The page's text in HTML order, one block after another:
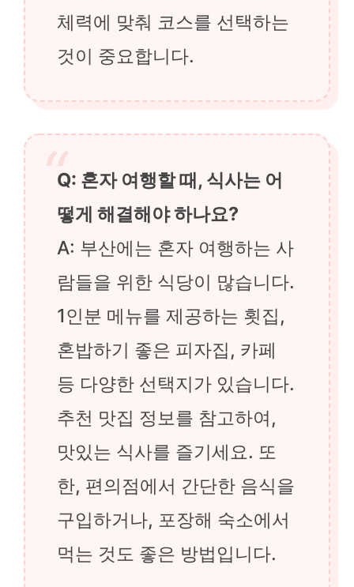
체력에 맞춰 코스를 선택하는
것이 중요합니다.
Q: 혼자 여행할 때, 식사는 어
떻게 해결해야 하나요?
A: 부산에는 혼자 여행하는 사
람들을 위한 식당이 많습니다.
1인분 메뉴를 제공하는 횟집,
혼밥하기 좋은 피자집, 카페
등 다양한 선택지가 있습니다.
추천 맛집 정보를 참고하여,
맛있는 식사를 즐기세요. 또
한, 편의점에서 간단한 음식을
구입하거나, 포장해 숙소에서
먹는 것도 좋은 방법입니다.